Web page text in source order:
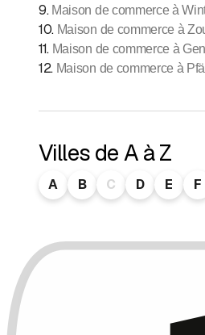
9. Maison de commerce à
10. Maison de commerce à
11. Maison de commerce à
12. Maison de commerce à
Villes de A à Z
A B C D E F